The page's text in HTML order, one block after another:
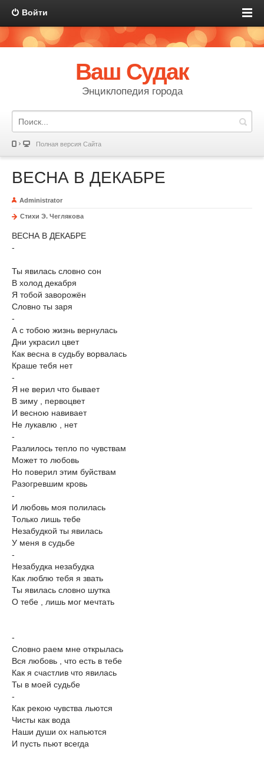
Войти
Ваш Судак
Энциклопедия города
Полная версия Сайта
ВЕСНА В ДЕКАБРЕ
Administrator
Стихи Э. Чеглякова
ВЕСНА В ДЕКАБРЕ
-
Ты явилась словно сон
В холод декабря
Я тобой заворожён
Словно ты заря
-
А с тобою жизнь вернулась
Дни украсил цвет
Как весна в судьбу ворвалась
Краше тебя нет
-
Я не верил что бывает
В зиму , первоцвет
И весною навивает
Не лукавлю , нет
-
Разлилось тепло по чувствам
Может то любовь
Но поверил этим буйствам
Разогревшим кровь
-
И любовь моя полилась
Только лишь тебе
Незабудкой ты явилась
У меня в судьбе
-
Незабудка незабудка
Как люблю тебя я звать
Ты явилась словно шутка
О тебе , лишь мог мечтать
-
Словно раем мне открылась
Вся любовь , что есть в тебе
Как я счастлив что явилась
Ты в моей судьбе
-
Как рекою чувства льются
Чисты как вода
Наши души ох напьются
И пусть пьют всегда